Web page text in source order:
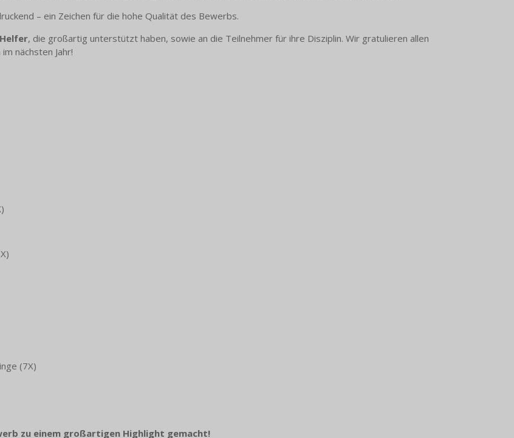
– ein Zeichen für die hohe Qualität des Bewerbs.
, die großartig unterstützt haben, sowie an die Teilnehmer für ihre Disziplin. Wir gratulieren allen
nächsten Jahr!
(7X)
zu einem großartigen Highlight gemacht!